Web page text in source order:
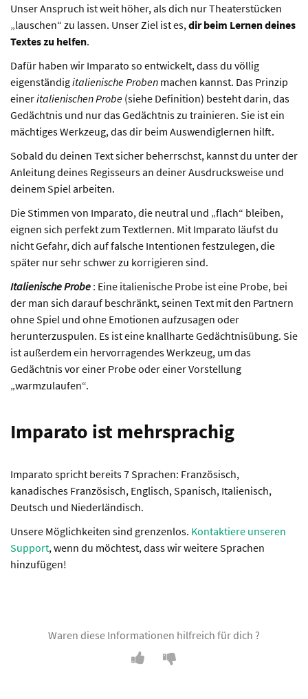
Unser Anspruch ist weit höher, als dich nur Theaterstücken
„lauschen“ zu lassen. Unser Ziel ist es,dir beim Lernen deines
Textes zu helfen.
Dafür haben wir Imparato so entwickelt, dass du völlig
eigenständigitalienische Proben machen kannst. Das Prinzip
eineritalienischen Probe (siehe Definition) besteht darin, das
Gedächtnis und nur das Gedächtnis zu trainieren. Sie ist ein
mächtiges Werkzeug, das dir beim Auswendiglernen hilft.
Sobald du deinen Text sicher beherrschst, kannst du unter der
Anleitung deines Regisseurs an deiner Ausdrucksweise und
deinem Spiel arbeiten.
Die Stimmen von Imparato, die neutral und „flach“ bleiben,
eignen sich perfekt zum Textlernen. Mit Imparato läufst du
nicht Gefahr, dich auf falsche Intentionen festzulegen, die
später nur sehr schwer zu korrigieren sind.
Italienische Probe : Eine italienische Probe ist eine Probe, bei
der man sich darauf beschränkt, seinen Text mit den Partnern
ohne Spiel und ohne Emotionen aufzusagen oder
herunterzuspulen. Es ist eine knallharte Gedächtnisübung. Sie
ist außerdem ein hervorragendes Werkzeug, um das
Gedächtnis vor einer Probe oder einer Vorstellung
„warmzulaufen“.
Imparato ist mehrsprachig
Imparato spricht bereits 7 Sprachen: Französisch,
kanadisches Französisch, Englisch, Spanisch, Italienisch,
Deutsch und Niederländisch.
Unsere Möglichkeiten sind grenzenlos. Kontaktiere unseren
Support, wenn du möchtest, dass wir weitere Sprachen
hinzufügen!
Waren diese Informationen hilfreich für dich ?